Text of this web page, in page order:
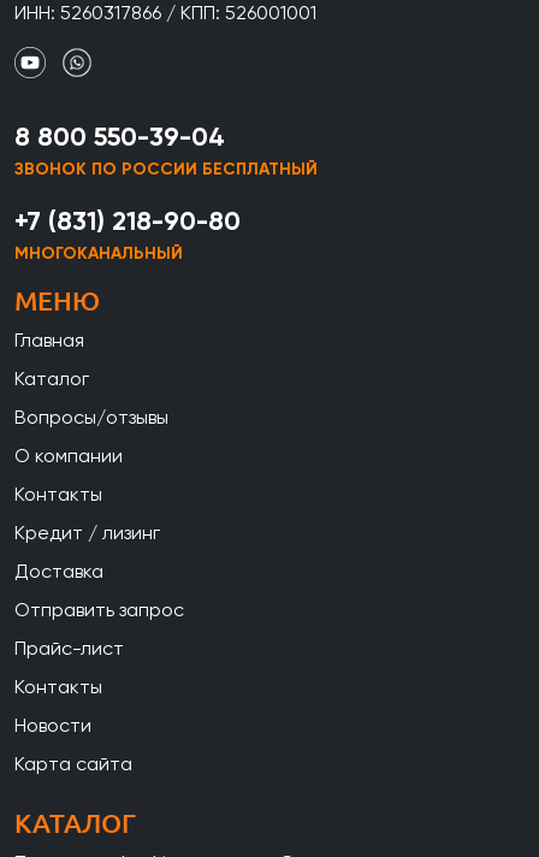
ИНН: 5260317866 / КПП: 526001001
8 800 550-39-04
ЗВОНОК ПО РОССИИ БЕСПЛАТНЫЙ
+7 (831) 218-90-80
МНОГОКАНАЛЬНЫЙ
МЕНЮ
Главная
Каталог
Вопросы/отзывы
О компании
Контакты
Кредит / лизинг
Доставка
Отправить запрос
Прайс-лист
Контакты
Новости
Карта сайта
КАТАЛОГ